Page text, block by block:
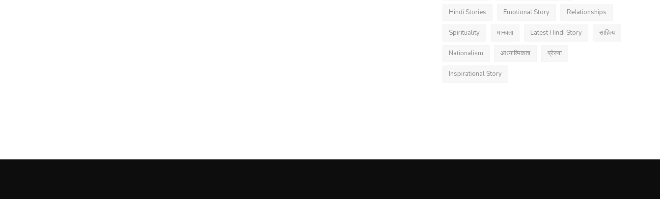
Hindi Stories Emotional Story Relationships
Spirituality मानवता Latest Hindi Story साहित्य
Nationalism आध्यात्मिकता प्रेरणा
Inspirational Story